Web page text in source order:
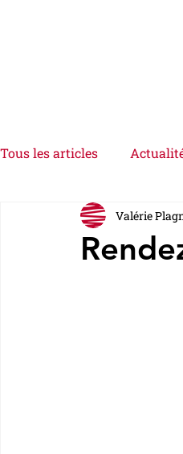
Tous les articles
Interviews
Valérie